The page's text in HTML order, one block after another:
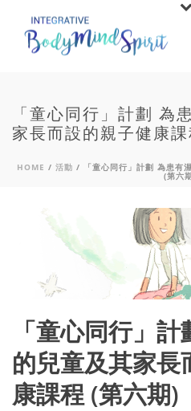
「童心同行」計劃 為
家長而設的親子健康
HOME / 活動 / 「童心同行」計劃 為患有
(第六
「童心同行」
的兒童及其家長
康課程 (第六期)